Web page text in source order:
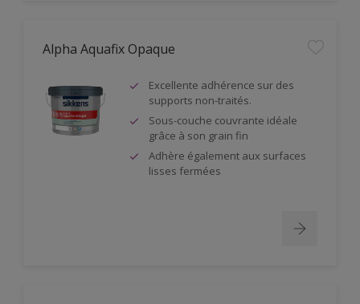
Alpha Aquafix Opaque
Excellente adhérence sur des
supports non-traités.
Sous-couche couvrante idéale
grâce à son grain fin
Adhère également aux surfaces
lisses fermées